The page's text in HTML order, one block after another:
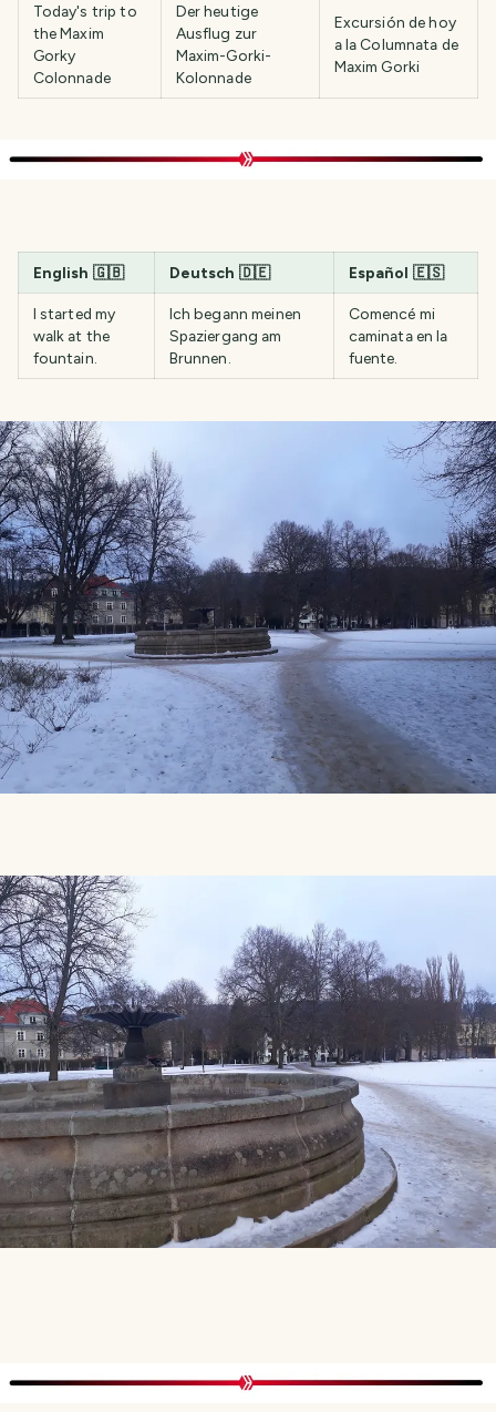
Today's trip to
the Maxim
Gorky
Colonnade
Der heutige
Ausflug zur
Maxim-Gorki-
Kolonnade
Excursión de hoy
a la Columnata de
Maxim Gorki
English 🇬🇧 Deutsch 🇩🇪 Español 🇪🇸
I started my
walk at the
fountain.
Ich begann meinen
Spaziergang am
Brunnen.
Comencé mi
caminata en la
fuente.